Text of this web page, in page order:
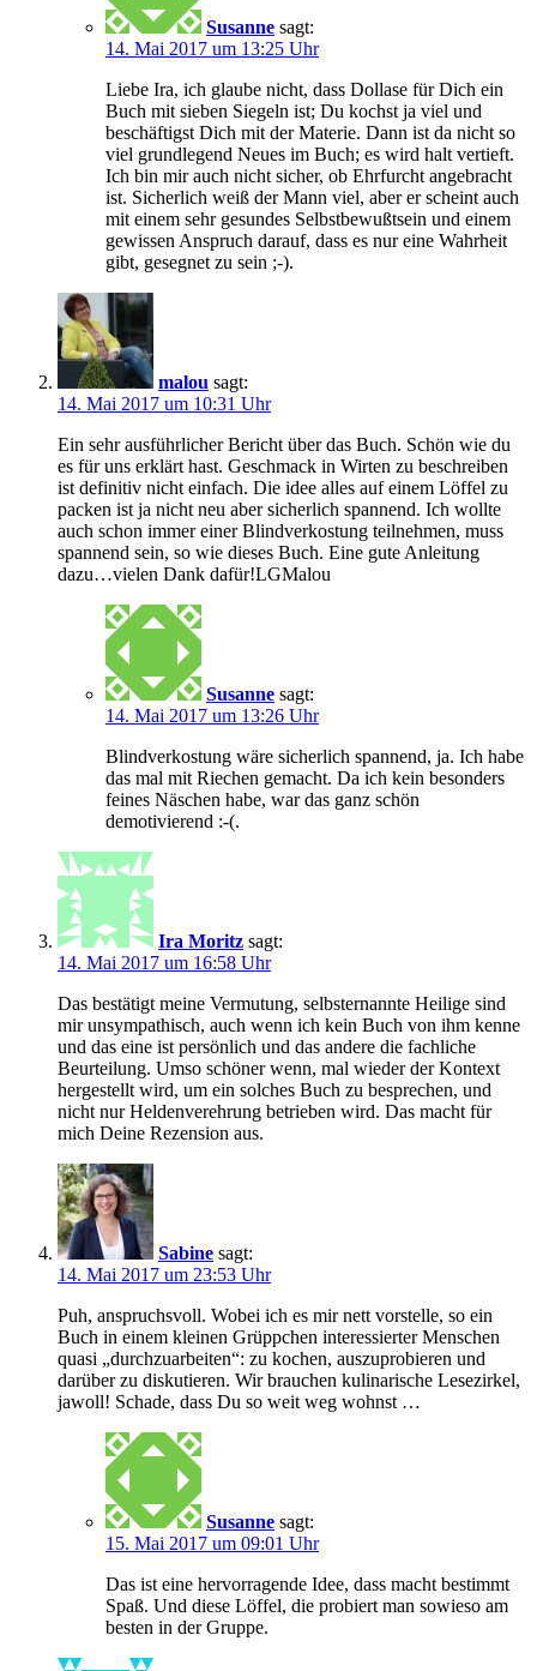
Susanne sagt:
14. Mai 2017 um 13:25 Uhr
Liebe Ira, ich glaube nicht, dass Dollase für Dich ein
Buch mit sieben Siegeln ist; Du kochst ja viel und
beschäftigst Dich mit der Materie. Dann ist da nicht so
viel grundlegend Neues im Buch; es wird halt vertieft.
Ich bin mir auch nicht sicher, ob Ehrfurcht angebracht
ist. Sicherlich weiß der Mann viel, aber er scheint auch
mit einem sehr gesundes Selbstbewußtsein und einem
gewissen Anspruch darauf, dass es nur eine Wahrheit
gibt, gesegnet zu sein ;-).
malou sagt:
14. Mai 2017 um 10:31 Uhr
Ein sehr ausführlicher Bericht über das Buch. Schön wie du
es für uns erklärt hast. Geschmack in Wirten zu beschreiben
ist definitiv nicht einfach. Die idee alles auf einem Löffel zu
packen ist ja nicht neu aber sicherlich spannend. Ich wollte
auch schon immer einer Blindverkostung teilnehmen, muss
spannend sein, so wie dieses Buch. Eine gute Anleitung
dazu…vielen Dank dafür!LGMalou
Susanne sagt:
14. Mai 2017 um 13:26 Uhr
Blindverkostung wäre sicherlich spannend, ja. Ich habe
das mal mit Riechen gemacht. Da ich kein besonders
feines Näschen habe, war das ganz schön
demotivierend :-(.
Ira Moritz sagt:
14. Mai 2017 um 16:58 Uhr
Das bestätigt meine Vermutung, selbsternannte Heilige sind
mir unsympathisch, auch wenn ich kein Buch von ihm kenne
und das eine ist persönlich und das andere die fachliche
Beurteilung. Umso schöner wenn, mal wieder der Kontext
hergestellt wird, um ein solches Buch zu besprechen, und
nicht nur Heldenverehrung betrieben wird. Das macht für
mich Deine Rezension aus.
Sabine sagt:
14. Mai 2017 um 23:53 Uhr
Puh, anspruchsvoll. Wobei ich es mir nett vorstelle, so ein
Buch in einem kleinen Grüppchen interessierter Menschen
quasi „durchzuarbeiten“: zu kochen, auszuprobieren und
darüber zu diskutieren. Wir brauchen kulinarische Lesezirkel,
jawoll! Schade, dass Du so weit weg wohnst …
Susanne sagt:
15. Mai 2017 um 09:01 Uhr
Das ist eine hervorragende Idee, dass macht bestimmt
Spaß. Und diese Löffel, die probiert man sowieso am
besten in der Gruppe.